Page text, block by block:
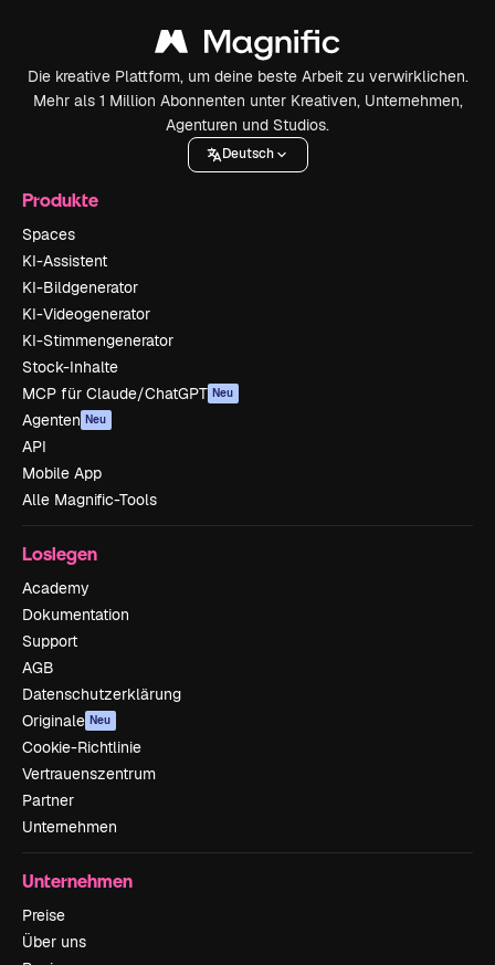
Die kreative Plattform, um deine beste Arbeit zu verwirklichen.
Mehr als 1 Million Abonnenten unter Kreativen, Unternehmen,
Agenturen und Studios.
Deutsch
Produkte
Spaces
KI-Assistent
KI-Bildgenerator
KI-Videogenerator
KI-Stimmengenerator
Stock-Inhalte
MCP für Claude/ChatGPT Neu
Agenten Neu
API
Mobile App
Alle Magnific-Tools
Loslegen
Academy
Dokumentation
Support
AGB
Datenschutzerklärung
Originale Neu
Cookie-Richtlinie
Vertrauenszentrum
Partner
Unternehmen
Unternehmen
Preise
Über uns